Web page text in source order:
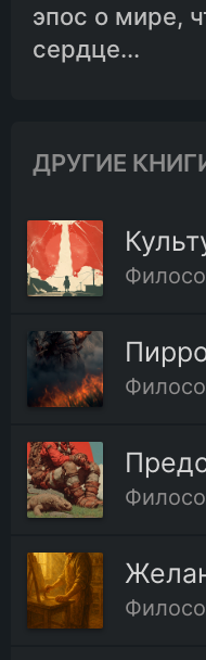
эпос о мире,
сердце...
ДРУГИЕ